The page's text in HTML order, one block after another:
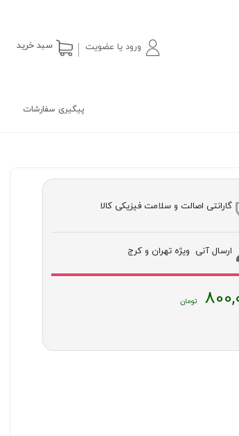
ورود یا عضویت سبد خرید
پیگیری سفارشات
گارانتی اصالت و سلامت فیزیکی کالا
ارسال آنی ویژه تهران و کرج